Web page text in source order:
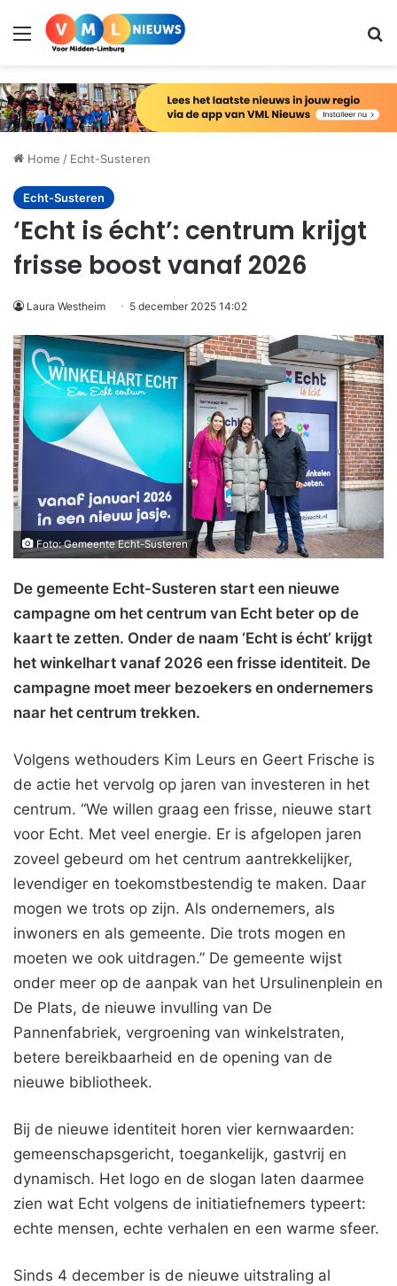
Menu
Home / Echt-Susteren
Echt-Susteren
‘Echt is écht’: centrum krijgt
frisse boost vanaf 2026
Laura Westheim 5 december 2025 14:02
Foto: Gemeente Echt-Susteren
De gemeente Echt-Susteren start een nieuwe
campagne om het centrum van Echt beter op de
kaart te zetten. Onder de naam ‘Echt is écht’ krijgt
het winkelhart vanaf 2026 een frisse identiteit. De
campagne moet meer bezoekers en ondernemers
naar het centrum trekken.
Volgens wethouders Kim Leurs en Geert Frische is
de actie het vervolg op jaren van investeren in het
centrum. “We willen graag een frisse, nieuwe start
voor Echt. Met veel energie. Er is afgelopen jaren
zoveel gebeurd om het centrum aantrekkelijker,
levendiger en toekomstbestendig te maken. Daar
mogen we trots op zijn. Als ondernemers, als
inwoners en als gemeente. Die trots mogen en
moeten we ook uitdragen.” De gemeente wijst
onder meer op de aanpak van het Ursulinenplein en
De Plats, de nieuwe invulling van De
Pannenfabriek, vergroening van winkelstraten,
betere bereikbaarheid en de opening van de
nieuwe bibliotheek.
Bij de nieuwe identiteit horen vier kernwaarden:
gemeenschapsgericht, toegankelijk, gastvrij en
dynamisch. Het logo en de slogan laten daarmee
zien wat Echt volgens de initiatiefnemers typeert:
echte mensen, echte verhalen en een warme sfeer.
Sinds 4 december is de nieuwe uitstraling al